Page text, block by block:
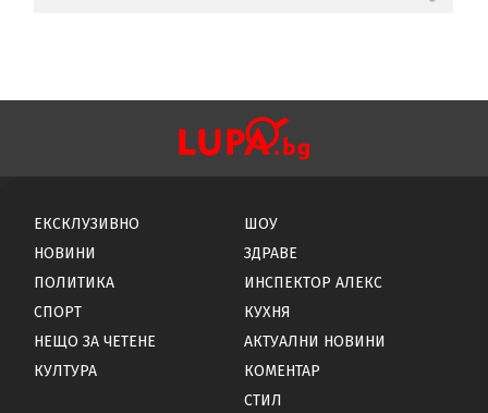
ЕКСКЛУЗИВНО
НОВИНИ
ПОЛИТИКА
СПОРТ
НЕЩО ЗА ЧЕТЕНЕ
КУЛТУРА
ШОУ
ЗДРАВЕ
ИНСПЕКТОР АЛЕКС
КУХНЯ
АКТУАЛНИ НОВИНИ
КОМЕНТАР
СТИЛ